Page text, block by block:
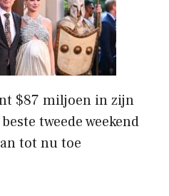
$87 miljoen in zijn
tweede weekend
tot nu toe